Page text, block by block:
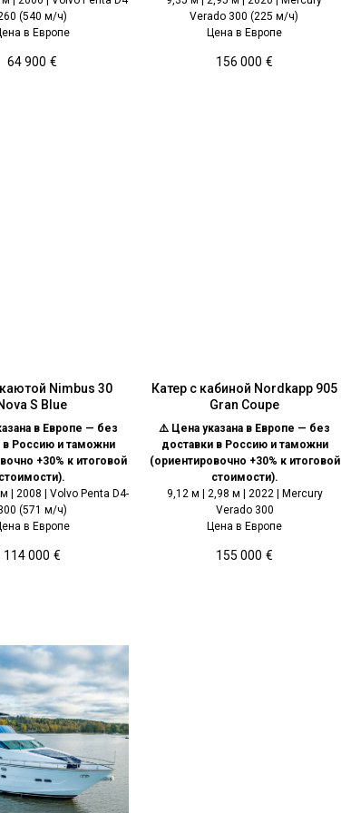
(540 м/ч)
в Европе
64 900 €
Verado 300 (225 м/ч)
Цена в Европе
156 000 €
каютой Nimbus 30
S Blue
в Европе — без
в Россию и таможни
+30% к итоговой
стоимости).
| 2008 | Volvo Penta D4-
(571 м/ч)
в Европе
114 000 €
Катер с кабиной Nordkapp 905
Gran Coupe
⚠️ Цена указана в Европе — без
доставки в Россию и таможни
(ориентировочно +30% к итоговой
стоимости).
9,12 м | 2,98 м | 2022 | Mercury
Verado 300
Цена в Европе
155 000 €